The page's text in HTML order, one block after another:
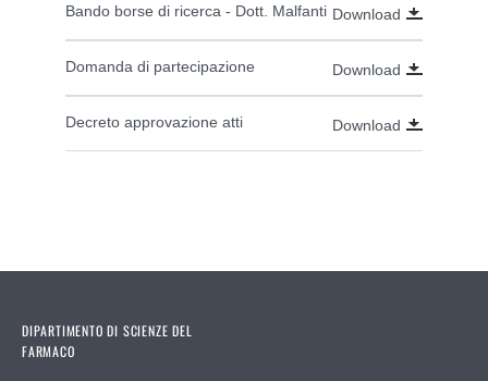
Bando borse di ricerca - Dott. Malfanti Download
Domanda di partecipazione Download
Decreto approvazione atti Download
DIPARTIMENTO DI SCIENZE DEL
FARMACO